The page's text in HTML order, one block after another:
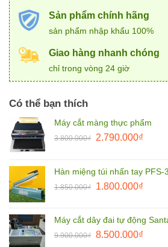
Sản phẩm chính hãng
sản phẩm nhập khẩu 100%
Giao hàng nhanh chóng
chỉ trong vòng 24 giờ
Có thể bạn thích
Máy cắt màng thực phẩm
3.800.000₫
Giá
3.800.000₫.
2.790.000₫Giá
là:
Hàn miệng túi nhấn tay PFS-
1.850.000₫
Giá
1.850.000₫.
1.800.000₫Giá
là:
Máy cắt dây đai tự động
9.900.000₫ Giá
8.500.000₫Giá